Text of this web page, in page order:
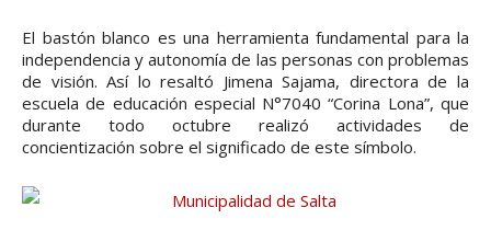
El bastón blanco es una herramienta fundamental para la
independencia y autonomía de las personas con problemas
de visión. Así lo resaltó Jimena Sajama, directora de la
escuela de educación especial N°7040 “Corina Lona”, que
durante todo octubre realizó actividades de
concientización sobre el significado de este símbolo.